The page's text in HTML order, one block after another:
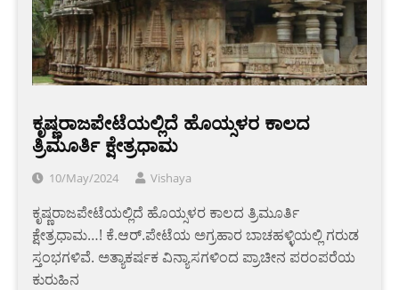
ಕೃಷ್ಣರಾಜಪೇಟೆಯಲ್ಲಿದೆ ಹೊಯ್ಸಳರ ಕಾಲದ
ತ್ರಿಮೂರ್ತಿ ಕ್ಷೇತ್ರಧಾಮ
10/May/2024 Vishaya
ಕೃಷ್ಣರಾಜಪೇಟೆಯಲ್ಲಿದೆ ಹೊಯ್ಸಳರ ಕಾಲದ ತ್ರಿಮೂರ್ತಿ
ಕ್ಷೇತ್ರಧಾಮ…! ಕೆ.ಆರ್‌.ಪೇಟೆಯ ಅಗ್ರಹಾರ ಬಾಚಹಳ್ಳಿಯಲ್ಲಿ ಗರುಡ
ಸ್ತಂಭಗಳಿವೆ. ಅತ್ಯಾಕರ್ಷಕ ವಿನ್ಯಾಸಗಳಿಂದ ಪ್ರಾಚೀನ ಪರಂಪರೆಯ
ಕುರುಹಿನ